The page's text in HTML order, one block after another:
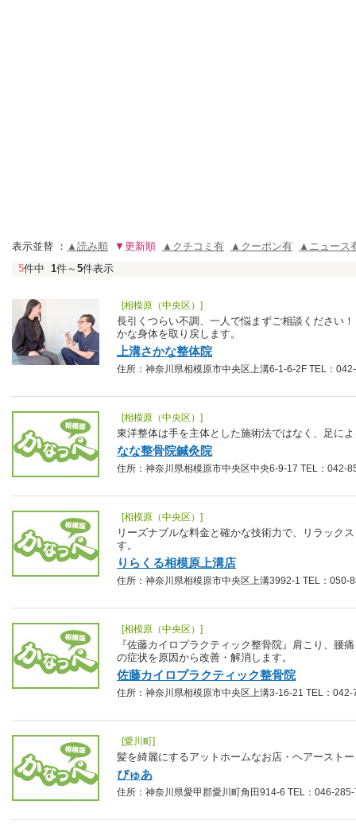
表示並替 ： ▲読み順 ▼更新順 ▲クチコミ有 ▲クーポン有
▲ニュース
5件中 1件～ 5件表示
[相模原（中央区）]
長引くつらい不調、一人で悩まずご相談ください
かな身体を取り戻します。
上溝さかな整体院
住所：神奈川県相模原市中央区上溝6-1-6-2F TEL：
[相模原（中央区）]
東洋整体は手を主体とした施術法ではなく、足に
なな整骨院鍼灸院
住所：神奈川県相模原市中央区中央6-9-17 TEL：042-
[相模原（中央区）]
リーズナブルな料金と確かな技術力で、リラック
す。
りらくる相模原上溝店
住所：神奈川県相模原市中央区上溝3992-1 TEL：050-
[相模原（中央区）]
『佐藤カイロプラクティック整骨院』肩こり、腰
の症状を原因から改善・解消します。
佐藤カイロプラクティック整骨院
住所：神奈川県相模原市中央区上溝3-16-21 TEL：
[愛川町]
髪を綺麗にするアットホームなお店・ヘアースト
ぴゅあ
住所：神奈川県愛甲郡愛川町角田914-6 TEL：046-